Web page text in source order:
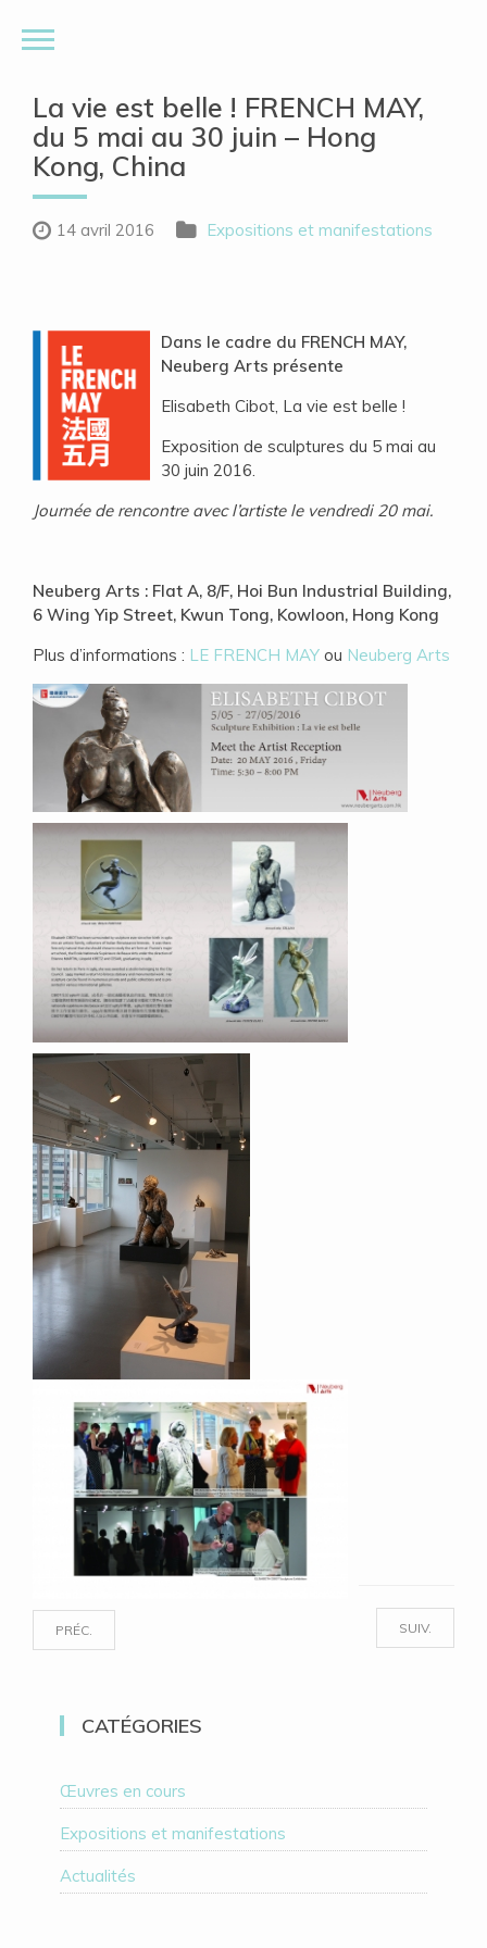
La vie est belle ! FRENCH MAY,
du 5 mai au 30 juin – Hong
Kong, China
14 avril 2016 Expositions et manifestations
Dans le cadre du FRENCH MAY,
Neuberg Arts présente
Elisabeth Cibot, La vie est belle !
Exposition de sculptures du 5 mai au
30 juin 2016.
Journée de rencontre avec l’artiste le vendredi 20 mai.
Neuberg Arts : Flat A, 8/F, Hoi Bun Industrial Building,
6 Wing Yip Street, Kwun Tong, Kowloon, Hong Kong
Plus d’informations : LE FRENCH MAY ou Neuberg Arts
SUIV.
PRÉC.
CATÉGORIES
Œuvres en cours
Expositions et manifestations
Actualités